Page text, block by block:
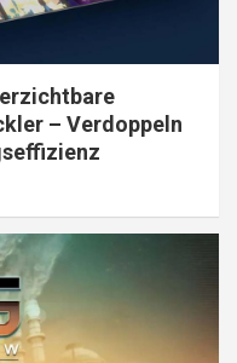
– Verdoppeln